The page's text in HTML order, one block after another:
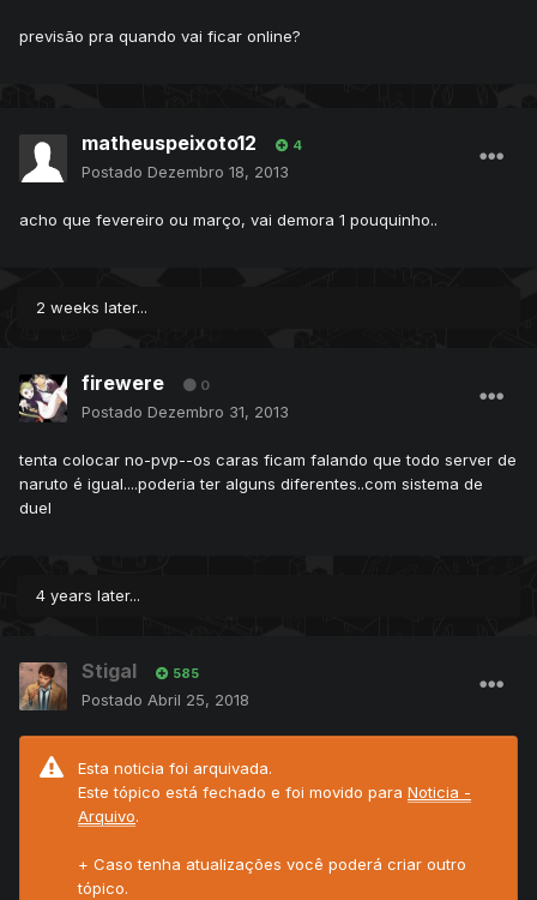
previsão pra quando vai ficar online?
matheuspeixoto12 4
Postado Dezembro 18, 2013
acho que fevereiro ou março, vai demora 1 pouquinho..
2 weeks later...
firewere 0
Postado Dezembro 31, 2013
tenta colocar no-pvp--os caras ficam falando que todo server de
naruto é igual....poderia ter alguns diferentes..com sistema de
duel
4 years later...
Stigal 585
Postado Abril 25, 2018
Esta noticia foi arquivada.
Este tópico está fechado e foi movido para Noticia -
Arquivo.
+ Caso tenha atualizações você poderá criar outro
tópico.